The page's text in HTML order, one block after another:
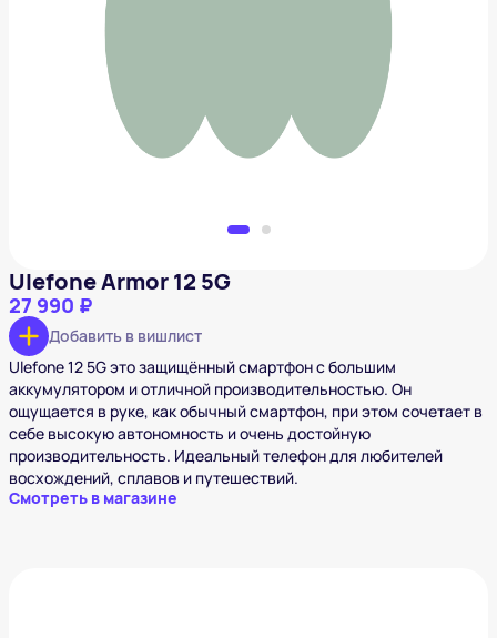
Ulefone Armor 12 5G
27 990 ₽
Добавить в вишлист
Ulefone 12 5G это защищённый смартфон с большим
аккумулятором и отличной производительностью. Он
ощущается в руке, как обычный смартфон, при этом сочетает в
себе высокую автономность и очень достойную
производительность. Идеальный телефон для любителей
восхождений, сплавов и путешествий.
Смотреть в магазине